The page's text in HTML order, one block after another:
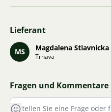
Lieferant
MS Magdalena Stiavnicka
Trnava
Fragen und Kommentare